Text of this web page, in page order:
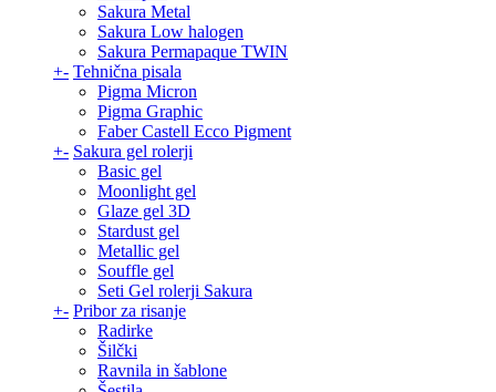
Sakura Metal
Sakura Low halogen
Sakura Permapaque TWIN
+- Tehnična pisala
Pigma Micron
Pigma Graphic
Faber Castell Ecco Pigment
+- Sakura gel rolerji
Basic gel
Moonlight gel
Glaze gel 3D
Stardust gel
Metallic gel
Souffle gel
Seti Gel rolerji Sakura
+- Pribor za risanje
Radirke
Šilčki
Ravnila in šablone